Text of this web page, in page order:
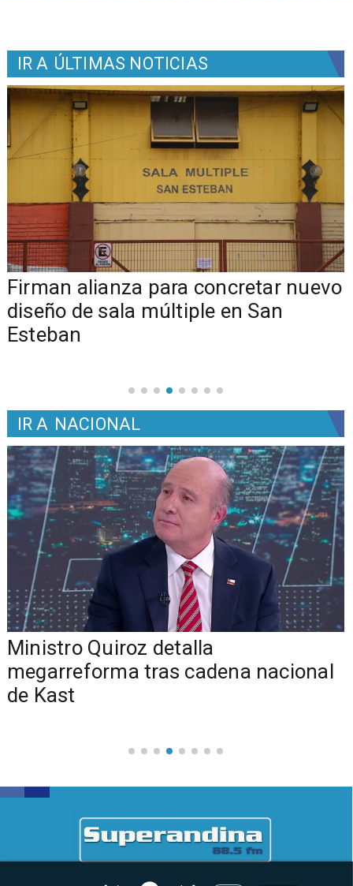
IR A ÚLTIMAS NOTICIAS
​​Firman alianza para concretar nuevo
diseño de sala múltiple en San
Esteban
IR A NACIONAL
Ministro Quiroz detalla
megarreforma tras cadena nacional
de Kast